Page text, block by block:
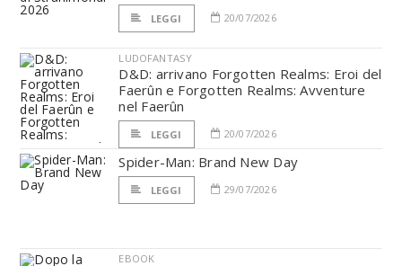
LEGGI 20/07/2026
LUDOFANTASY
D&D: arrivano Forgotten Realms: Eroi del
Faerûn e Forgotten Realms: Avventure
nel Faerûn
LEGGI 20/07/2026
Spider-Man: Brand New Day
LEGGI 29/07/2026
EBOOK